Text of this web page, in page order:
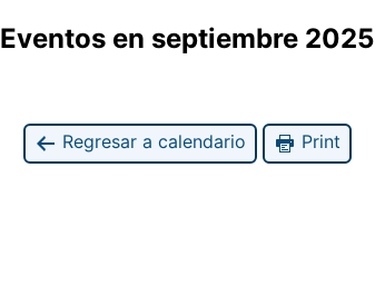
Eventos en septiembre 2025
Regresar a calendario Print